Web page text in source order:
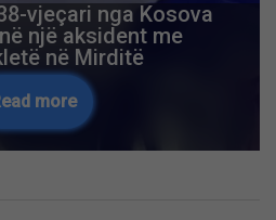
vjeçari nga Kosova
një aksident me
në Mirditë
more